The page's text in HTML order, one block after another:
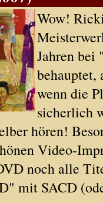
Wow!
Jahren bei
behauptet,
wenn die
sicherlich
hören!
Video-
noch alle
mit SACD